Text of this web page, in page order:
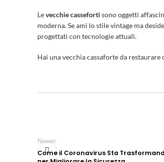
Levecchie casseforti sono oggetti
moderna. Se ami lo stile vintage ma
progettati con tecnologie attuali.
Hai una vecchia cassaforte da
Newer
Come il Coronavirus Sta